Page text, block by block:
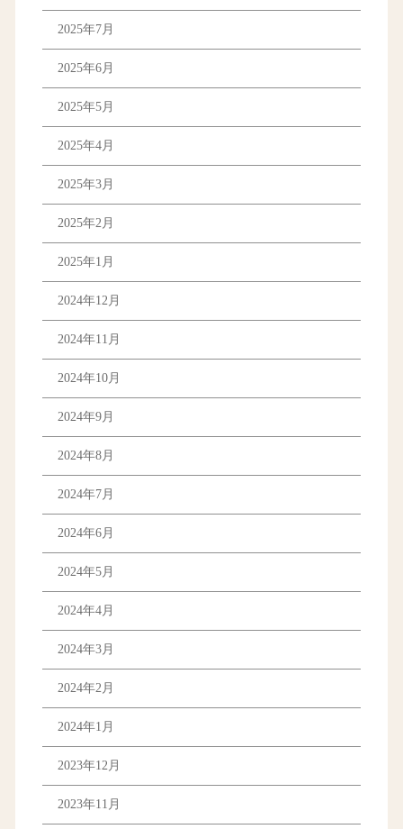
2025年7月
2025年6月
2025年5月
2025年4月
2025年3月
2025年2月
2025年1月
2024年12月
2024年11月
2024年10月
2024年9月
2024年8月
2024年7月
2024年6月
2024年5月
2024年4月
2024年3月
2024年2月
2024年1月
2023年12月
2023年11月